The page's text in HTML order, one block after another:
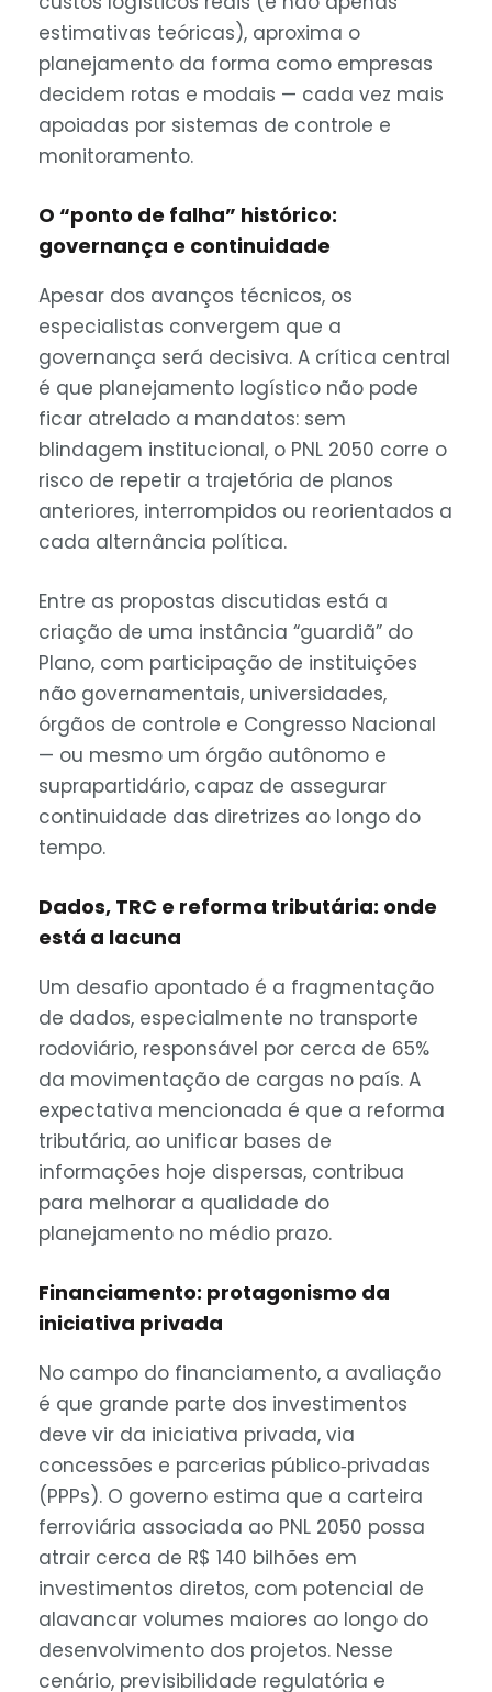
estimativas teóricas), aproxima o
planejamento da forma como empresas
decidem rotas e modais — cada vez mais
apoiadas por sistemas de controle e
monitoramento.
O “ponto de falha” histórico:
governança e continuidade
Apesar dos avanços técnicos, os
especialistas convergem que a
governança será decisiva. A crítica central
é que planejamento logístico não pode
ficar atrelado a mandatos: sem
blindagem institucional, o PNL 2050 corre o
risco de repetir a trajetória de planos
anteriores, interrompidos ou reorientados a
cada alternância política.
Entre as propostas discutidas está a
criação de uma instância “guardiã” do
Plano, com participação de instituições
não governamentais, universidades,
órgãos de controle e Congresso Nacional
— ou mesmo um órgão autônomo e
suprapartidário, capaz de assegurar
continuidade das diretrizes ao longo do
tempo.
Dados, TRC e reforma tributária: onde
está a lacuna
Um desafio apontado é a fragmentação
de dados, especialmente no transporte
rodoviário, responsável por cerca de 65%
da movimentação de cargas no país. A
expectativa mencionada é que a reforma
tributária, ao unificar bases de
informações hoje dispersas, contribua
para melhorar a qualidade do
planejamento no médio prazo.
Financiamento: protagonismo da
iniciativa privada
No campo do financiamento, a avaliação
é que grande parte dos investimentos
deve vir da iniciativa privada, via
concessões e parcerias público‑privadas
(PPPs). O governo estima que a carteira
ferroviária associada ao PNL 2050 possa
atrair cerca de R$ 140 bilhões em
investimentos diretos, com potencial de
alavancar volumes maiores ao longo do
desenvolvimento dos projetos. Nesse
cenário, previsibilidade regulatória e